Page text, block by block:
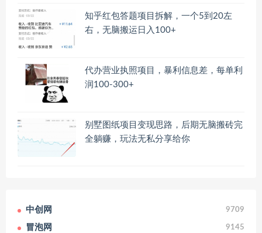
知乎红包答题项目拆解，一个5到20左
右，无脑搬运日入100+
代办营业执照项目，暴利信息差，每单利
润100-300+
别墅图纸项目变现思路，后期无脑搬砖完
全躺赚，玩法无私分享给你
中创网 9709
冒泡网 9145